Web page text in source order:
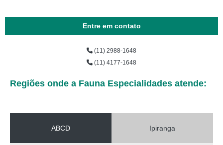
Entre em contato
(11) 2988-1648
(11) 4177-1648
Regiões onde a Fauna Especialidades atende:
ABCD Ipiranga